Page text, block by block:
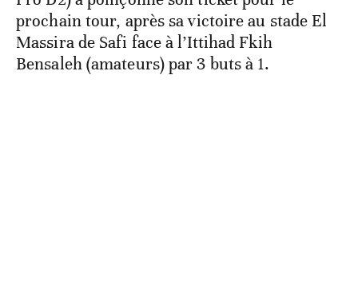
prochain tour, après sa victoire au stade El
Massira de Safi face à l’Ittihad Fkih
Bensaleh (amateurs) par 3 buts à 1.